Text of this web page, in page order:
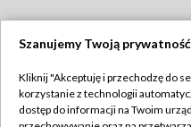
Szanujemy Twoją prywatność
Kliknij "Akceptuję i przechodzę do
korzystanie z technologii
dostęp do informacji na Twoim